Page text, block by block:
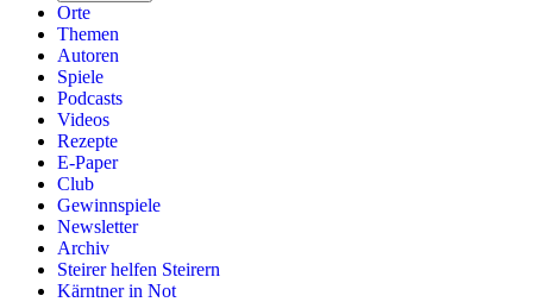
Orte
Themen
Autoren
Spiele
Podcasts
Videos
Rezepte
E-Paper
Club
Gewinnspiele
Newsletter
Archiv
Steirer helfen Steirern
Kärntner in Not